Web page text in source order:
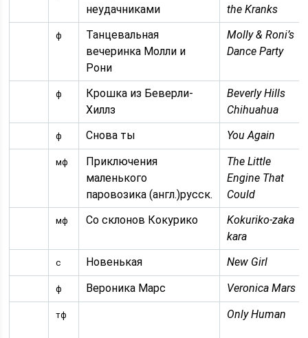
неудачниками
the Kranks
ф
Танцевальная
вечеринка Молли и
Рони
Molly & Roni’s
Dance Party
ф
Крошка из Беверли-
Хиллз
Beverly Hills
Chihuahua
ф Снова ты You Again
мф
Приключения
маленького
паровозика (англ.)русск.
The Little
Engine That
Could
мф Со склонов Кокурико
Kokuriko-zaka
kara
с Новенькая New Girl
ф Вероника Марс Veronica Mars
тф Only Human